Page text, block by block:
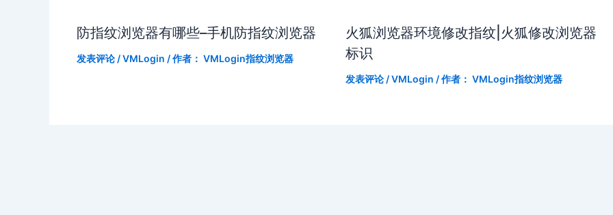
防指纹浏览器有哪些–手机防指纹浏览器
发表评论 /VMLogin / 作者： VMLogin指纹浏览器
火狐浏览器环境修改指纹|火狐修改浏览器
标识
发表评论 /VMLogin / 作者： VMLogin指纹浏览器